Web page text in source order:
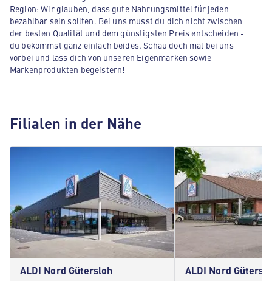
Region: Wir glauben, dass gute Nahrungsmittel für jeden
bezahlbar sein sollten. Bei uns musst du dich nicht zwischen
der besten Qualität und dem günstigsten Preis entscheiden -
du bekommst ganz einfach beides. Schau doch mal bei uns
vorbei und lass dich von unseren Eigenmarken sowie
Markenprodukten begeistern!
Filialen in der Nähe
ALDI Nord Gütersloh ALDI Nord